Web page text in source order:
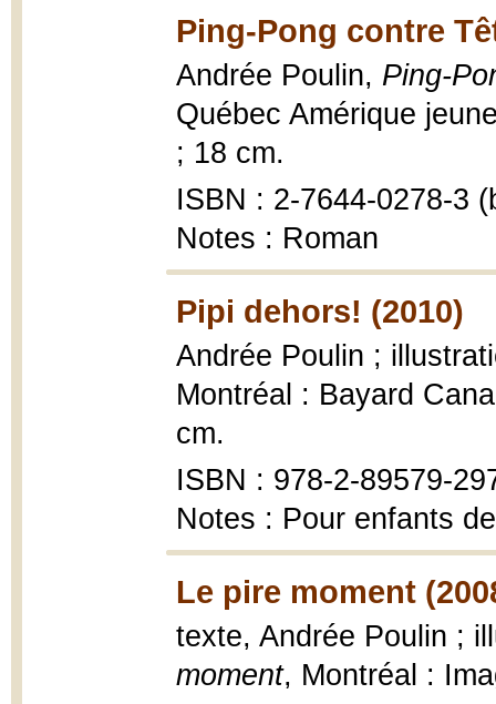
Ping-Pong contre
Andrée Poulin, Ping-
Québec Amérique
; 18 cm.
ISBN : 2-7644-0278-3
Notes : Roman
Pipi dehors! (2010)
Andrée Poulin ;
Montréal : Bayard
cm.
ISBN : 978-2-89579-
Notes : Pour enfants
Le pire moment
texte, Andrée Poulin ;
moment, Montréal :